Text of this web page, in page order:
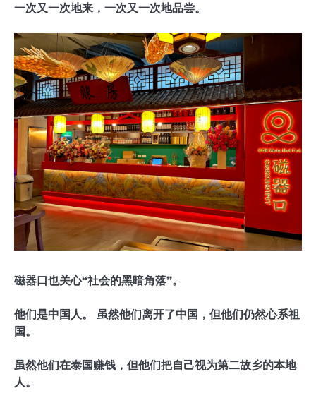
一次又一次地来，一次又一次地品尝。
磁器口也关心“社会的黑暗角落”。
他们是中国人。 虽然他们离开了中国，但他们仍然心系祖
国。
虽然他们在泰国赚钱，但他们把自己视为第二故乡的本地
人。